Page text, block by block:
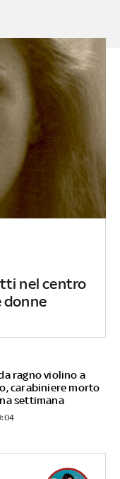
nel centro
donne
ragno violino a
carabiniere morto
settimana